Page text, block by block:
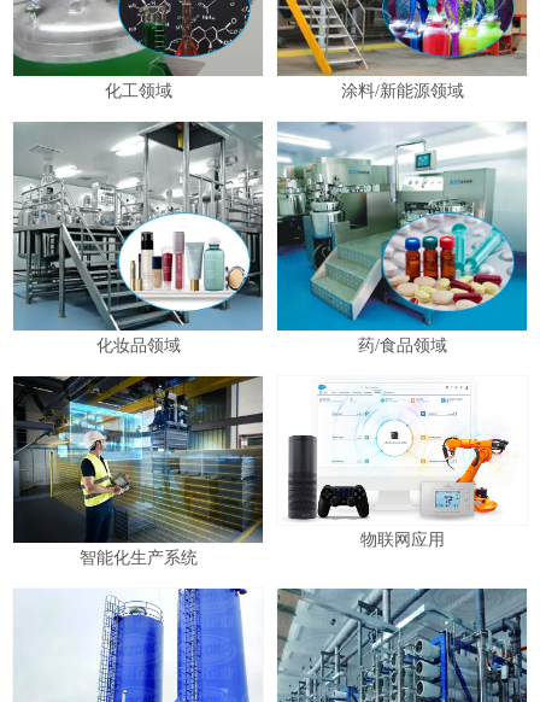
化工领域 涂料/新能源领域
化妆品领域 药/食品领域
智能化生产系统
物联网应用